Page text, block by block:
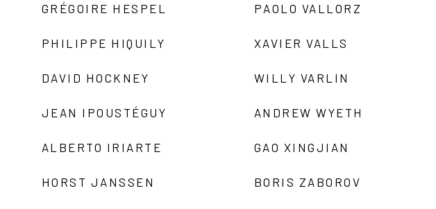
GRÉGOIRE HESPEL
PHILIPPE HIQUILY
DAVID HOCKNEY
JEAN IPOUSTÉGUY
ALBERTO IRIARTE
HORST JANSSEN
PAOLO VALLORZ
XAVIER VALLS
WILLY VARLIN
ANDREW WYETH
GAO XINGJIAN
BORIS ZABOROV